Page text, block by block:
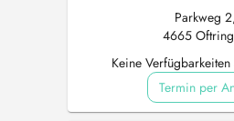
Parkweg 2,
4665
Keine
Termin per